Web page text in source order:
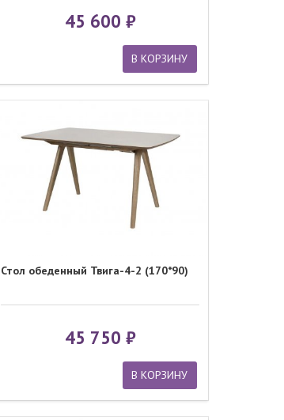
45 600
В КОРЗИНУ
Стол обеденный Твига-4-2 (170*90)
45 750
В КОРЗИНУ